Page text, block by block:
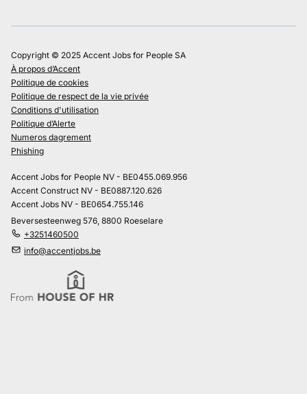
Copyright © 2025 Accent Jobs for People SA
À propos d’Accent
Politique de cookies
Politique de respect de la vie privée
Conditions d'utilisation
Politique d’Alerte
Numeros dagrement
Phishing
Accent Jobs for People NV - BE0455.069.956
Accent Construct NV - BE0887.120.626
Accent Jobs NV - BE0654.755.146
Beversesteenweg 576, 8800 Roeselare
+3251460500
info@accentjobs.be